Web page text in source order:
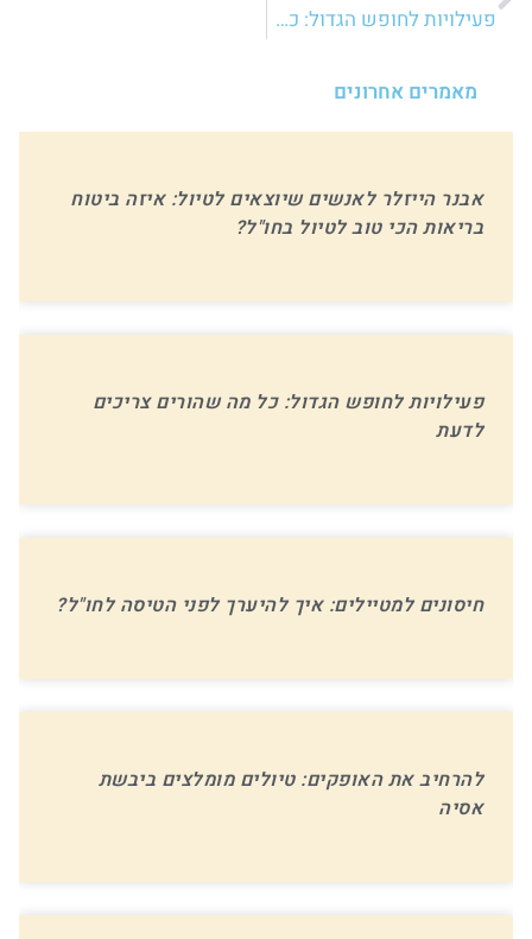
פעילויות לחופש הגדול: כל מה שהורים צריכים לדעת
מאמרים אחרונים
אבנר הייזלר לאנשים שיוצאים לטיול: איזה ביטוח
בריאות הכי טוב לטיול בחו"ל?
פעילויות לחופש הגדול: כל מה שהורים צריכים
לדעת
חיסונים למטיילים: איך להיערך לפני הטיסה לחו"ל?
להרחיב את האופקים: טיולים מומלצים ביבשת
אסיה